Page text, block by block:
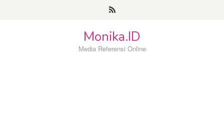
Monika.ID
Media Referensi Online